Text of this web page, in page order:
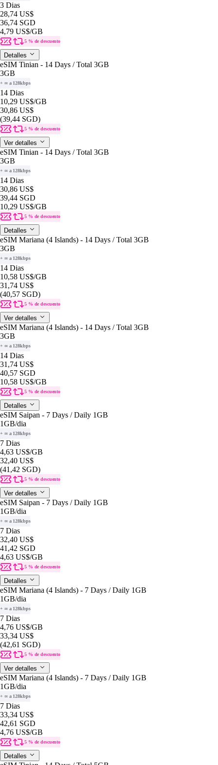
3 Dias
28,74 US$
36,74 SGD
4,79 US$/GB
5 % de descuento
Detalles
eSIM Tinian - 14 Days / Total 3GB
3GB
+ ∞ a 128kbps
14 Dias
10,29 US$/GB
30,86 US$
(39,44 SGD)
5 % de descuento
Ver detalles
eSIM Tinian - 14 Days / Total 3GB
3GB
+ ∞ a 128kbps
14 Dias
30,86 US$
39,44 SGD
10,29 US$/GB
5 % de descuento
Detalles
eSIM Mariana (4 Islands) - 14 Days / Total 3GB
3GB
+ ∞ a 128kbps
14 Dias
10,58 US$/GB
31,74 US$
(40,57 SGD)
5 % de descuento
Ver detalles
eSIM Mariana (4 Islands) - 14 Days / Total 3GB
3GB
+ ∞ a 128kbps
14 Dias
31,74 US$
40,57 SGD
10,58 US$/GB
5 % de descuento
Detalles
eSIM Saipan - 7 Days / Daily 1GB
1GB/dia
+ ∞ a 128kbps
7 Dias
4,63 US$/GB
32,40 US$
(41,42 SGD)
5 % de descuento
Ver detalles
eSIM Saipan - 7 Days / Daily 1GB
1GB/dia
+ ∞ a 128kbps
7 Dias
32,40 US$
41,42 SGD
4,63 US$/GB
5 % de descuento
Detalles
eSIM Mariana (4 Islands) - 7 Days / Daily 1GB
1GB/dia
+ ∞ a 128kbps
7 Dias
4,76 US$/GB
33,34 US$
(42,61 SGD)
5 % de descuento
Ver detalles
eSIM Mariana (4 Islands) - 7 Days / Daily 1GB
1GB/dia
+ ∞ a 128kbps
7 Dias
33,34 US$
42,61 SGD
4,76 US$/GB
5 % de descuento
Detalles